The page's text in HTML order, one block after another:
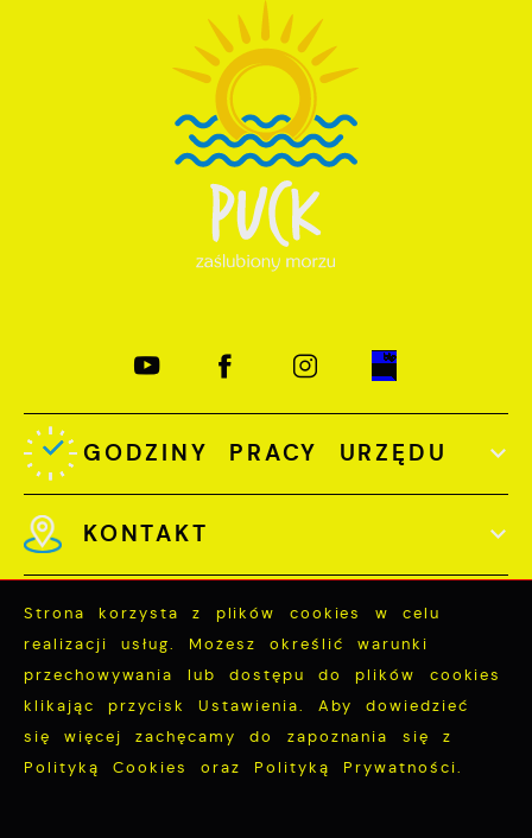
GODZINY PRACY URZĘDU
KONTAKT
Odwiedzin: 3747714
Online: 387
Strona korzysta z plików cookies w celu
realizacji usług. Możesz określić warunki
przechowywania lub dostępu do plików cookies
klikając przycisk Ustawienia. Aby dowiedzieć
się więcej zachęcamy do zapoznania się z
Polityką Cookies oraz Polityką Prywatności.